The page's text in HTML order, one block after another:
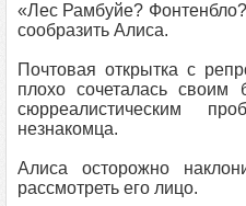
«Лес Рамбуйе?
сообразить Алиса.
Почтовая открытка с
плохо сочеталась своим
сюрреалистическим
незнакомца.
Алиса осторожно
рассмотреть его лицо.